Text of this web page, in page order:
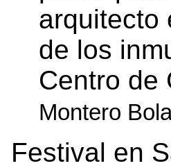
arquitecto
de los
Centro de
Montero
Festival en